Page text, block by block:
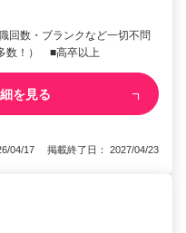
数・ブランクなど一切不問
数！） ■高卒以上
を見る
04/17 掲載終了日： 2027/04/23